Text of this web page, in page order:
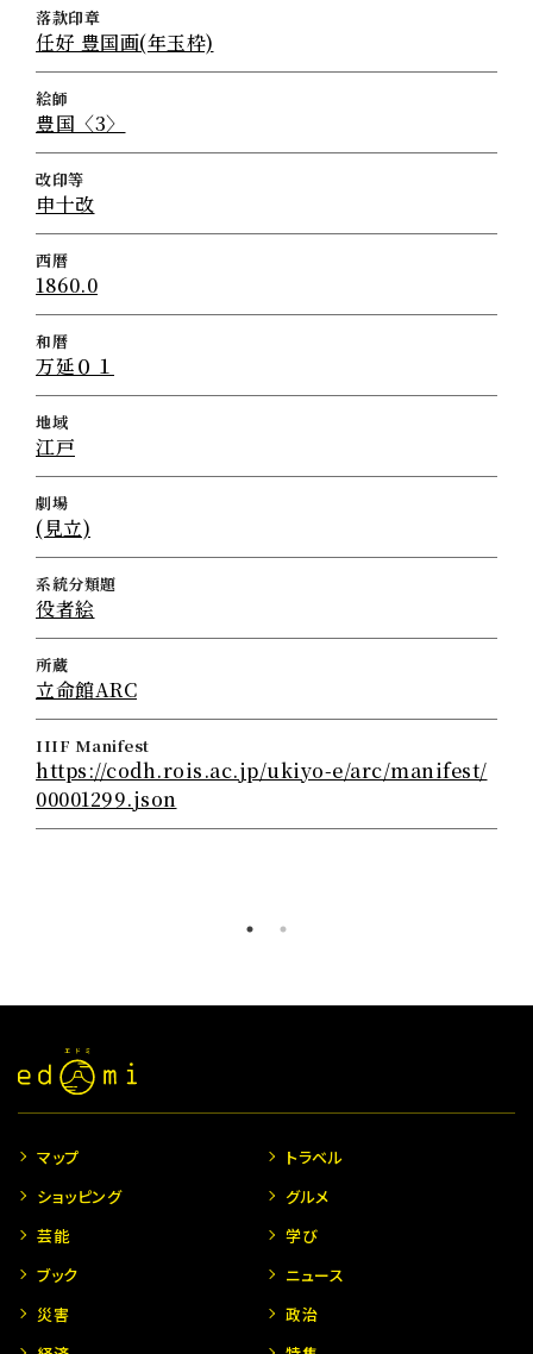
落款印章
任好 豊国画(年玉枠)
絵師
豊国〈3〉
改印等
申十改
西暦
1860.0
和暦
万延０１
地域
江戸
劇場
(見立)
系統分類題
役者絵
所蔵
立命館ARC
IIIF Manifest
https://codh.rois.ac.jp/ukiyo-e/arc/manifest/
00001299.json
マップ
トラベル
ショッピング
グルメ
芸能
学び
ブック
ニュース
災害
政治